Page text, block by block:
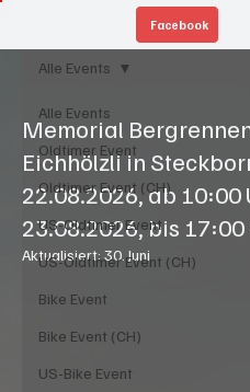
Facebook
Alle Events
Oldtimer Event
Oldtimer Event (CH)
US-Oldtimer Event
US-Oldtimer Event (CH)
Bike Event
Bike Event (CH)
US-Bike Event
Alle Events
Memorial
Eichhölzli in
22.08.2026, ab 10:00
23.08.2026, bis 17:00
Aktualisiert: 30. Juni